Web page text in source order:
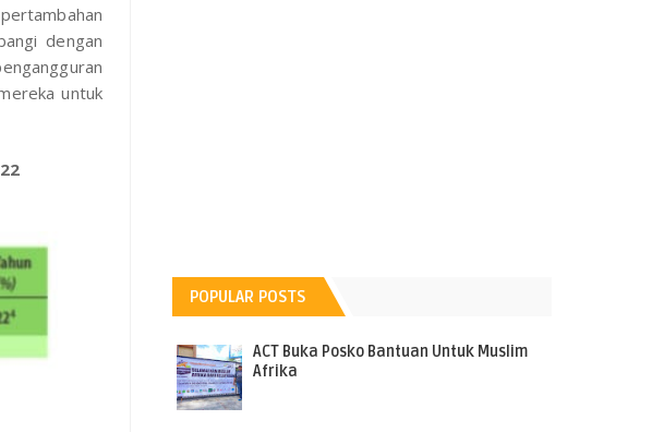
dengan
untuk
POPULAR POSTS
ACT Buka Posko Bantuan Untuk Muslim
Afrika